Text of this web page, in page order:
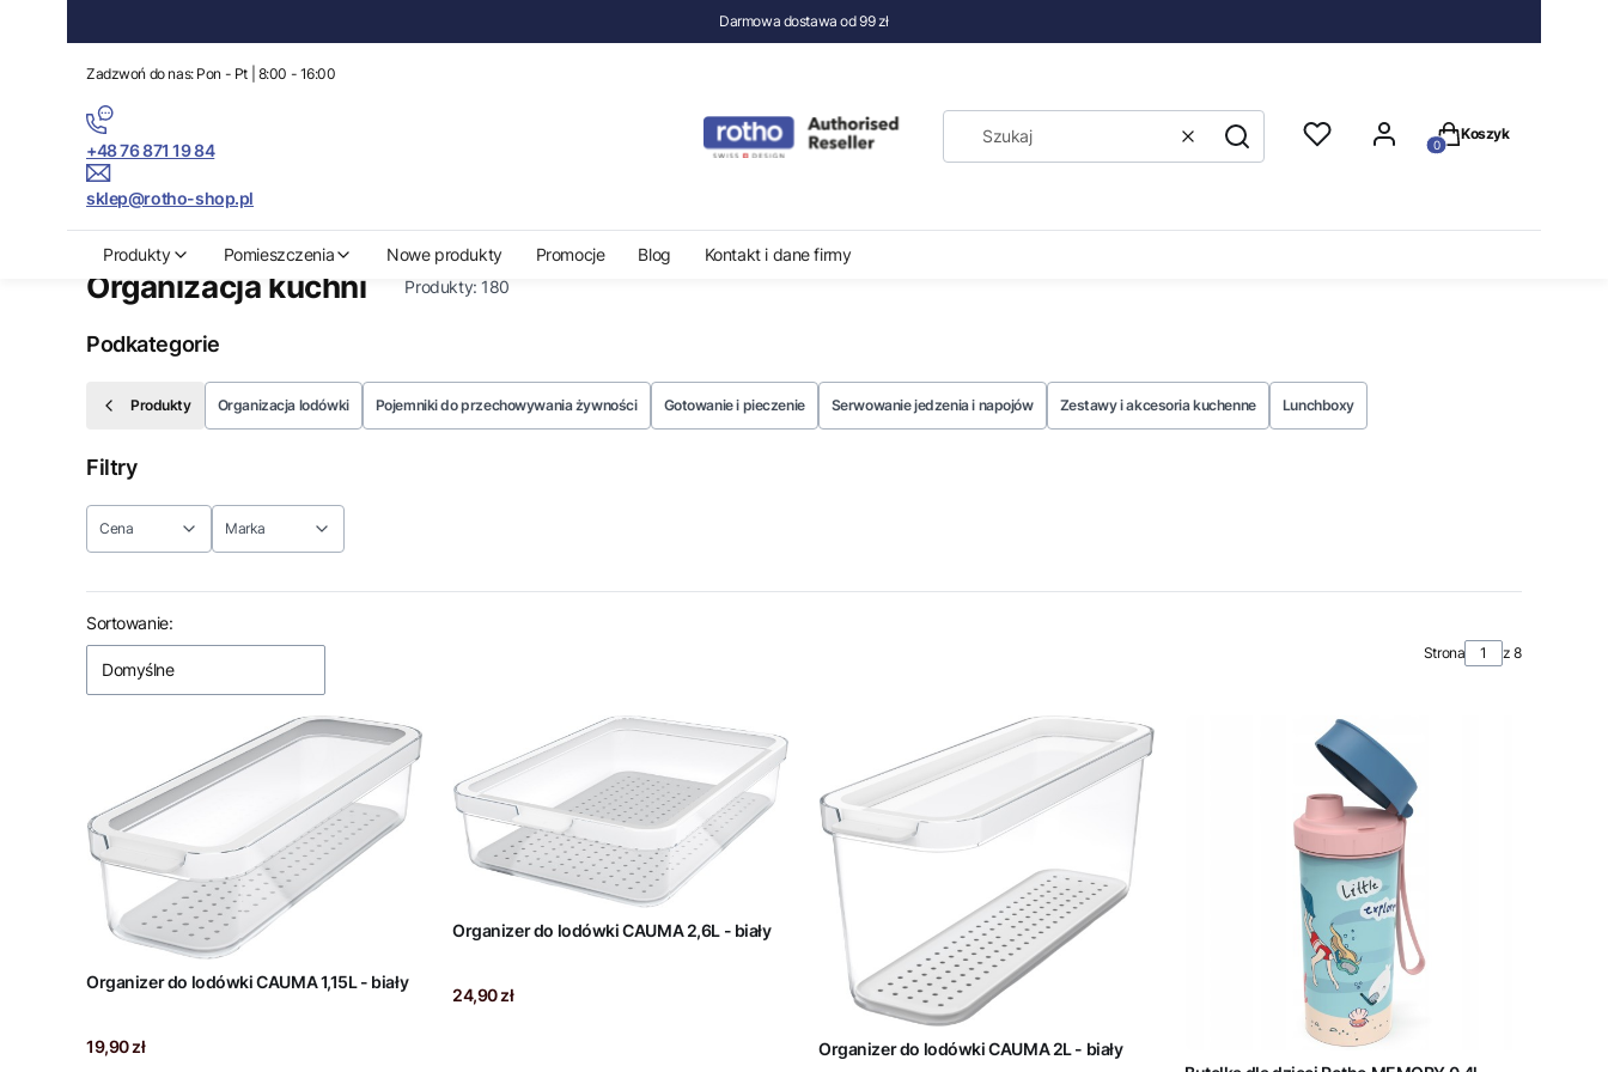
Darmowa dostawa od 99 zł
Zadzwoń do nas: Pon - Pt | 8:00 - 16:00
+48 76 871 19 84
sklep@rotho-shop.pl
WyczyśćSzukaj
Produkty w
Koszyk
Produkty Pomieszczenia Nowe produkty Promocje Blog Kontakt i dane firmy
Organizacja kuchni Produkty:180
Podkategorie
Produkty Organizacja lodówki Pojemniki do przechowywania żywności Gotowanie i pieczenie Serwowanie jedzenia i napojów Zestawy i akcesoria kuchenne Lunchboxy
Filtry
Cena Marka
Lista produktów
Sortowanie:
Domyślne
Strona z 8
Organizer do lodówki CAUMA 1,15L - biały
Cena
19,90 zł
Organizer do lodówki CAUMA 2,6L - biały
Cena
24,90 zł
Organizer do lodówki CAUMA 2L - biały